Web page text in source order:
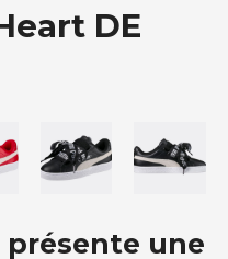
DE
présente une